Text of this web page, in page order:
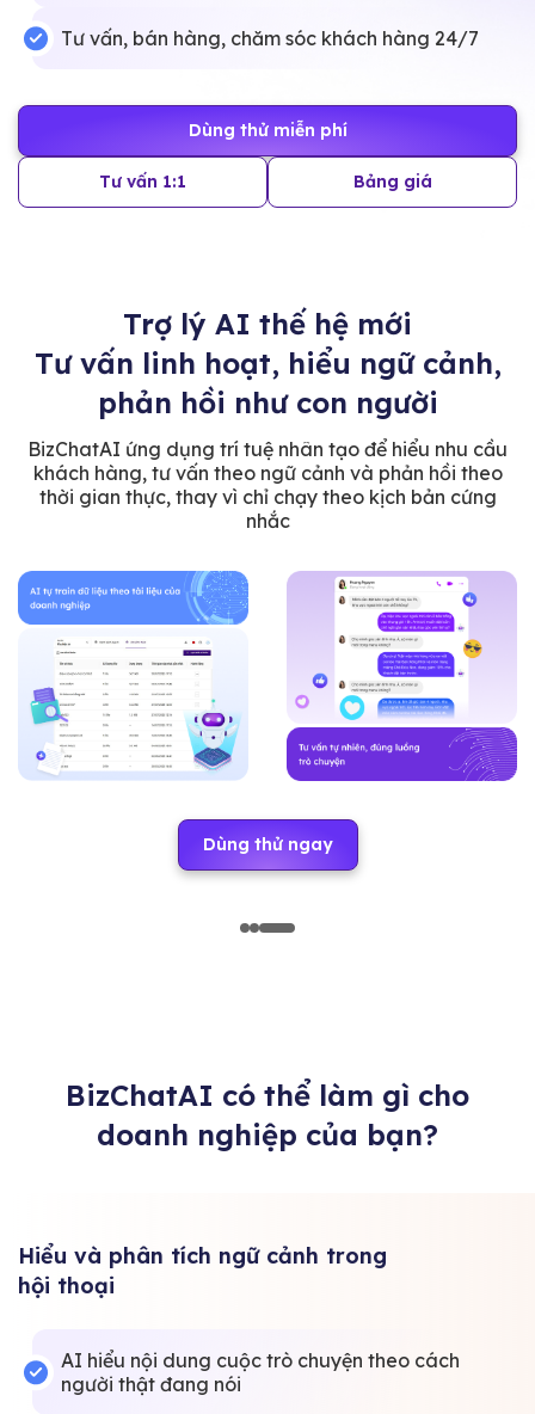
Tư vấn, bán hàng, chăm sóc khách hàng 24/7
Dùng thử miễn phí
Tư vấn 1:1 Bảng giá
Trợ lý AI thế hệ mới
Tư vấn linh hoạt, hiểu ngữ cảnh,
phản hồi như con người
BizChatAI ứng dụng trí tuệ nhân tạo để hiểu nhu cầu
khách hàng, tư vấn theo ngữ cảnh và phản hồi theo
thời gian thực, thay vì chỉ chạy theo kịch bản cứng
nhắc
Dùng thử ngay
BizChatAI có thể làm gì cho
doanh nghiệp của bạn?
Hiểu và phân tích ngữ cảnh trong
hội thoại
AI hiểu nội dung cuộc trò chuyện theo cách
người thật đang nói